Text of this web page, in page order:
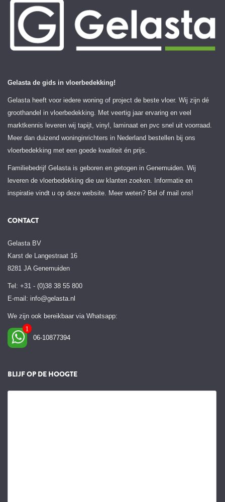
Gelasta de gids in vloerbedekking!
Gelasta heeft voor iedere woning of project de beste vloer. Wij zijn dé
groothandel in vloerbedekking. Met veertig jaar ervaring en veel
marktkennis leveren wij tapijt, vinyl, laminaat en pvc snel uit voorraad.
Meer dan duizend woninginrichters in Nederland bestellen bij ons
vloerbedekking met een goede kwaliteit én prijs.
Familiebedrijf Gelasta is geboren en getogen in Genemuiden. Wij
leveren de vloerbedekking die uw klanten zoeken. Informatie en
inspiratie vindt u op deze website. Meer weten? Bel of mail ons!
CONTACT
Gelasta BV
Karst de Langestraat 16
8281 JA Genemuiden
Tel: +31 - (0)38 38 55 800
E-mail: info@gelasta.nl
We zijn ook bereikbaar via Whatsapp:
06-10877394
BLIJF OP DE HOOGTE